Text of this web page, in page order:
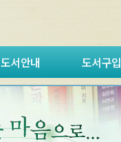
도서안내 도서구입